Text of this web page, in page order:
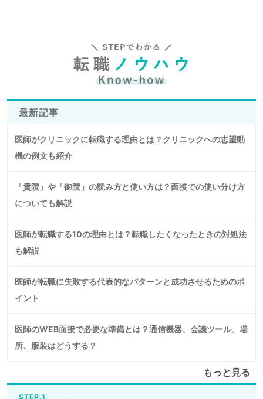
最新記事
医師がクリニックに転職する理由とは？クリニックへの志望動
機の例文も紹介
「貴院」や「御院」の読み方と使い方は？面接での使い分け方
についても解説
医師が転職する10の理由とは？転職したくなったときの対処法
も解説
医師が転職に失敗する代表的なパターンと成功させるためのポ
イント
医師のWEB面接で必要な準備とは？通信機器、会議ツール、場
所、服装はどうする？
もっと見る
STEP.1